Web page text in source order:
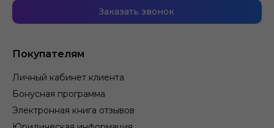
Покупателям
Личный кабинет клиента
Бонусная программа
Электронная книга отзывов
Заказать звонок